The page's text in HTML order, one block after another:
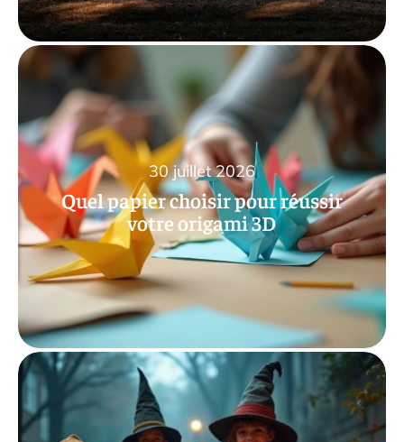
Quel papier choisir pour réussir
votre origami 3D
30 juillet 2026